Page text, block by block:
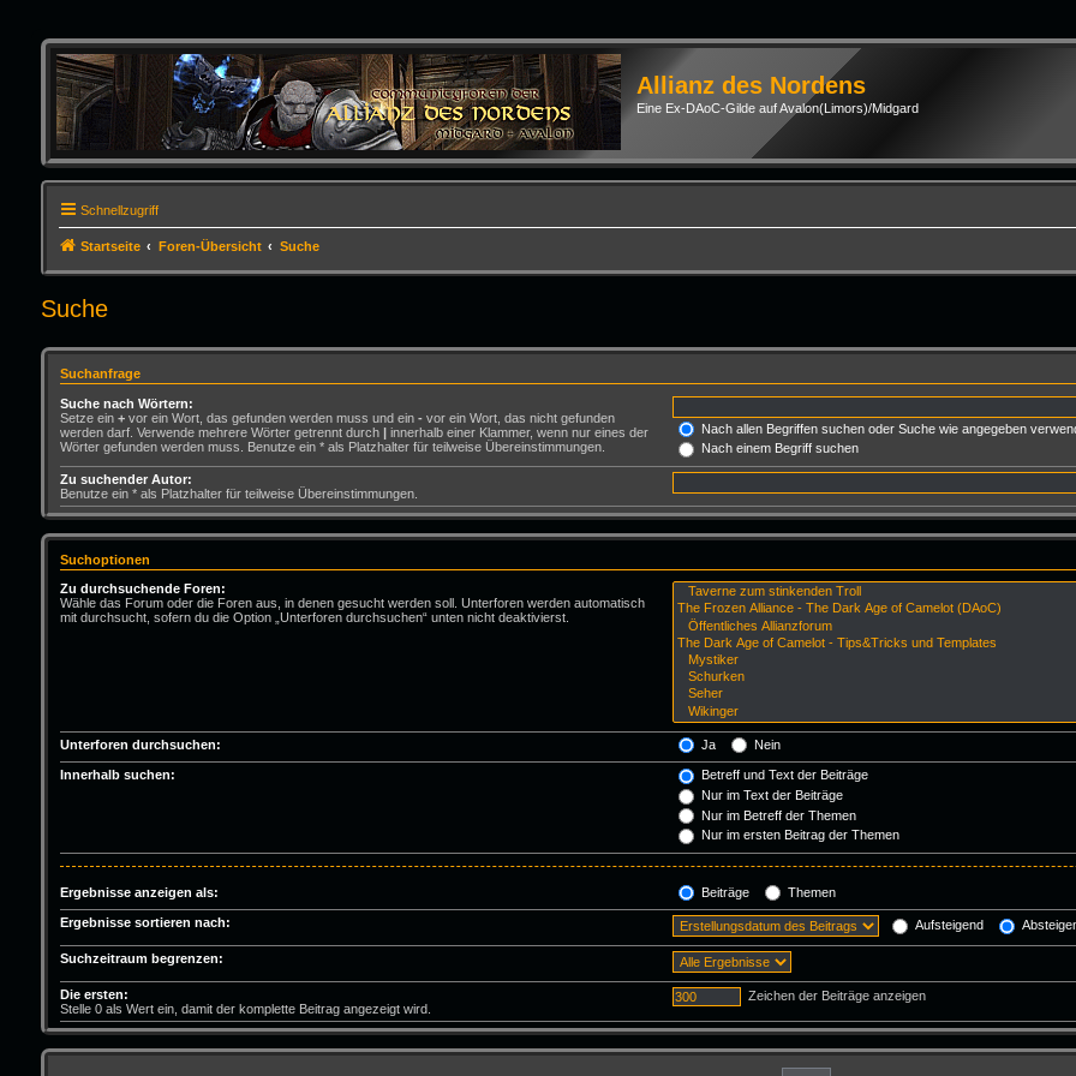
Allianz des Nordens
Eine Ex-DAoC-Gilde auf Avalon(Limors)/Midgard
Schnellzugriff
Startseite Foren-Übersicht Suche
Suche
Suchanfrage
Suche nach Wörtern:
Setze ein +vor ein Wort, das gefunden werden muss und ein -vor ein Wort, das nicht gefunden
werden darf. Verwende mehrere Wörter getrennt durch |innerhalb einer Klammer, wenn nur eines der
Wörter gefunden werden muss. Benutze ein * als Platzhalter für teilweise Übereinstimmungen.
Nach allen Begriffen suchen oder Suche wie angegeben
Nach einem Begriff suchen
Zu suchender Autor:
Benutze ein * als Platzhalter für teilweise Übereinstimmungen.
Suchoptionen
Zu durchsuchende Foren:
Wähle das Forum oder die Foren aus, in denen gesucht werden soll. Unterforen werden automatisch
mit durchsucht, sofern du die Option „Unterforen durchsuchen“ unten nicht deaktivierst.
Unterforen durchsuchen: Ja Nein
Innerhalb suchen:
Betreff und Text der Beiträge
Nur im Text der Beiträge
Nur im Betreff der Themen
Nur im ersten Beitrag der Themen
Ergebnisse anzeigen als: Beiträge Themen
Ergebnisse sortieren nach: Aufsteigend
Suchzeitraum begrenzen:
Die ersten:
Stelle 0 als Wert ein, damit der komplette Beitrag angezeigt wird.
Zeichen der Beiträge anzeigen